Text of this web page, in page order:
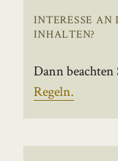
INTERESSE AN
INHALTEN?
Dann
Regeln.